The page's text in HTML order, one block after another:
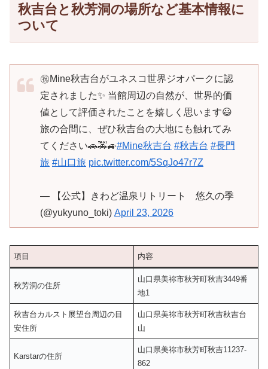
秋吉台と秋芳洞の場所など基本情報に
ついて
㊗️Mine秋吉台がユネスコ世界ジオパークに認
定されました✨ 当館周辺の自然が、世界的価
値として評価されたことを嬉しく思います😃
旅の合間に、ぜひ秋吉台の大地にも触れてみ
てください🚗🚕🚙#Mine秋吉台 #秋吉台 #長門
旅 #山口旅 pic.twitter.com/5SqJo47r7Z
— 【公式】きわど温泉リトリート 悠久の季
(@yukyuno_toki) April 23, 2026
項目 内容
秋芳洞の住所
山口県美祢市秋芳町秋吉3449番
地1
秋吉台カルスト展望台周辺の目
安住所
山口県美祢市秋芳町秋吉秋吉台
山
Karstarの住所
山口県美祢市秋芳町秋吉11237-
862